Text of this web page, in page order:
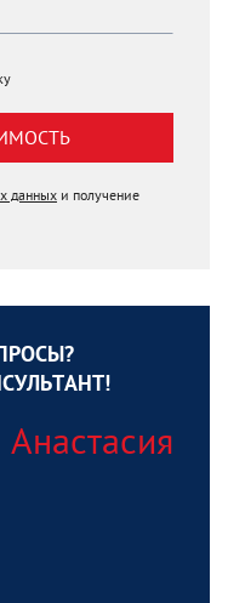
данных и получение